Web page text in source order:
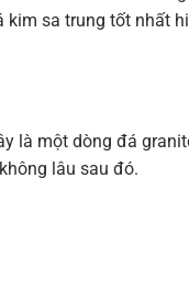
sa trung tốt nhất
là một dòng đá
lâu sau đó.